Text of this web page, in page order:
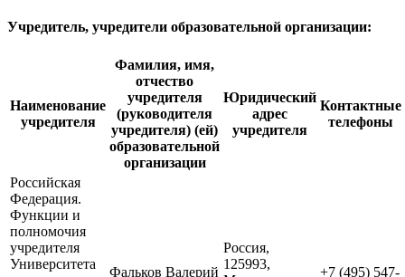
Учредитель, учредители образовательной организации:
Наименование
учредителя
Фамилия, имя,
отчество
учредителя
(руководителя
учредителя) (ей)
образовательной
организации
Юридический
адрес
учредителя
Контактные
телефоны
Российская
Федерация.
Функции и
полномочия
учредителя
Университета
Фальков Валерий
Россия,
125993,
+7 (495) 547-